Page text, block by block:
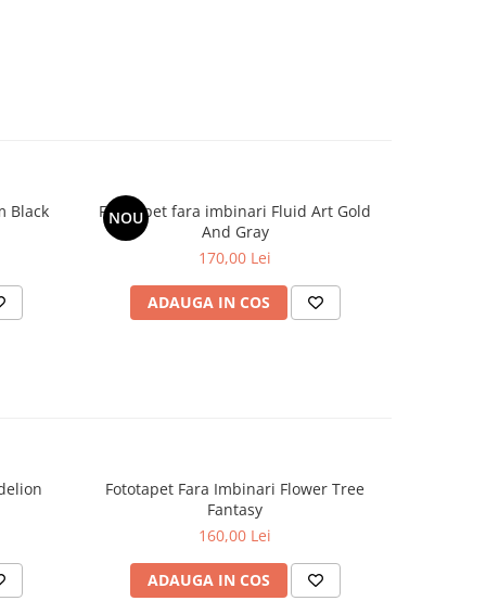
Black
NOU
Fototapet fara imbinari Fluid Art Gold
And Gray
170,00 Lei
ADAUGA IN COS
Fototapet Fara Imbinari Flower Tree
Fantasy
160,00 Lei
ADAUGA IN COS